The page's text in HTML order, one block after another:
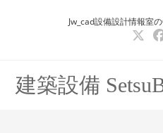
Jw_cad設備設計情報室
建築設備